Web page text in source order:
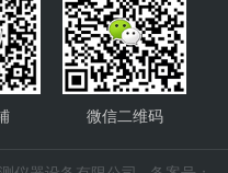
微信二维码